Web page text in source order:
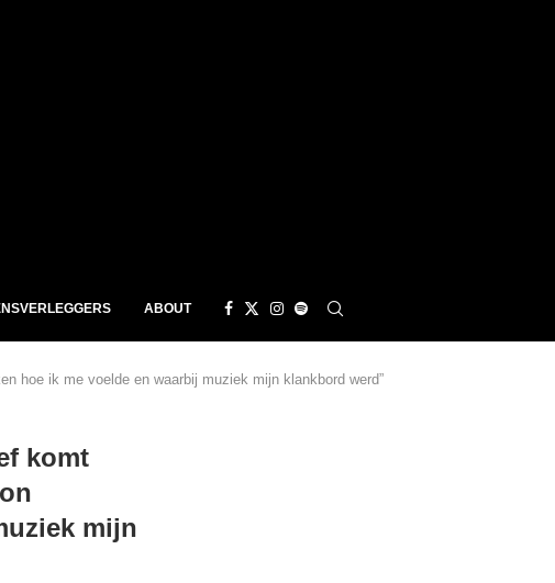
ABOUT
hoe ik me voelde en waarbij muziek mijn klankbord werd”
komt
mijn